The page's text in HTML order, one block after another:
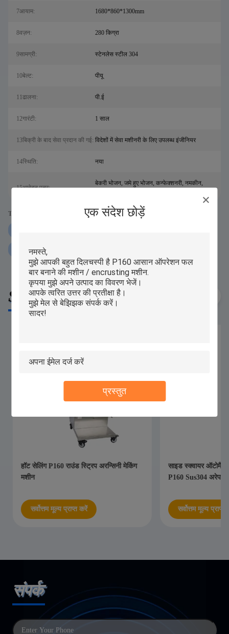
एक संदेश छोड़ें
प्रस्तुत
7आयाम: 1680*860*1300mm
8वज़न: 280 किग्रा
9सामग्री: स्टेनलेस स्टील 304
10बेल्ट: पीयू
11ढालना: पी.ई
12गारंटी: 1 साल
13बिक्री के बाद सेवा प्रदान की गई: विदेशों में सेवा मशीनरी के लिए उपलब्ध इंजीनियर
14स्थि‍ति: नया
15आवेदन पत्र:
बेकरी भोजन, जमे हुए भोजन, कन्फेक्शनरी, नमकीन,
Tags:
99 पीसीएस मिनट भरा कुकी बनाने की मशीन:
Similar Products
हॉट सेलिंग P160 राउंड स्ट्रिप अरन्सिनी मेकिंग
मशीन
सर्वोत्तम मूल्य प्राप्त करें
साइड स्क्वायर
P160 Sus304 अरेपास
सर्वोत्तम मूल्य प्राप्त
संपर्क